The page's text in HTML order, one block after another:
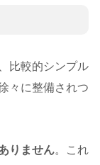
比較的シンプル
々に整備されつ
りません。これ